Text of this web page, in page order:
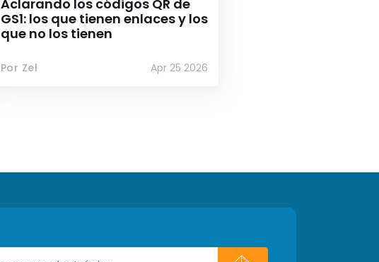
Aclarando los códigos QR de
GS1: los que tienen enlaces y los
que no los tienen
Por Zel Apr 25 2026